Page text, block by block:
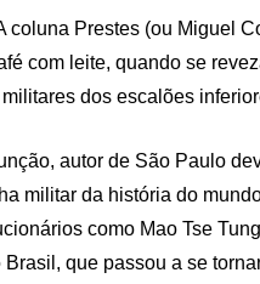
Prestes (ou
com leite, quando se
dos escalões
autor de São Paulo
militar da história do
como Mao Tse
que passou a se